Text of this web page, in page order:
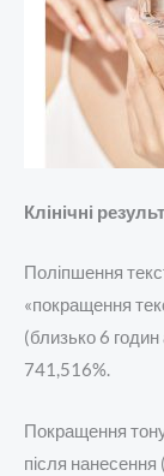
Клінічні
Поліпшення
«покращення
(близько 6
741,516%.
Покращення
після